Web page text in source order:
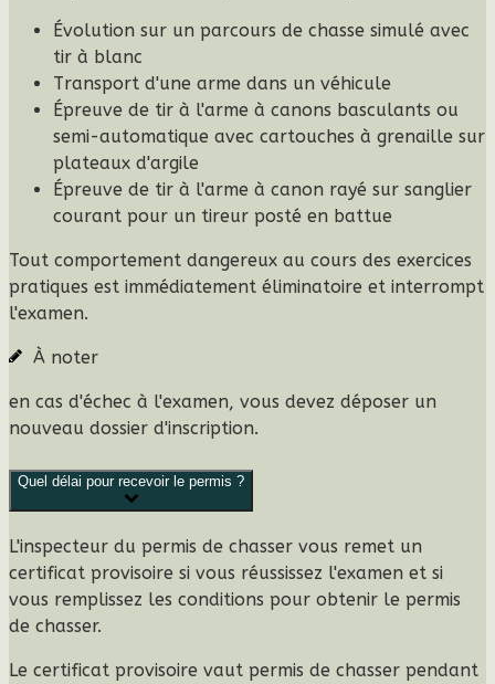
Évolution sur un parcours de chasse simulé avec
tir à blanc
Transport d'une arme dans un véhicule
Épreuve de tir à l'arme à canons basculants ou
semi-automatique avec cartouches à grenaille sur
plateaux d'argile
Épreuve de tir à l'arme à canon rayé sur sanglier
courant pour un tireur posté en battue
Tout comportement dangereux au cours des exercices
pratiques est immédiatement éliminatoire et interrompt
l'examen.
À noter
en cas d'échec à l'examen, vous devez déposer un
nouveau dossier d'inscription.
Quel délai pour recevoir le permis ?
L'inspecteur du permis de chasser vous remet un
certificat provisoire si vous réussissez l'examen et si
vous remplissez les conditions pour obtenir le permis
de chasser.
Le certificat provisoire vaut permis de chasser pendant